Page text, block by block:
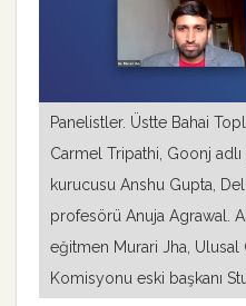
Panelistler. Üstte Bahai
Carmel Tripathi, Goonj
kurucusu Anshu Gupta,
profesörü Anuja Agrawal.
eğitmen Murari Jha, Ulusal
Komisyonu eski başkanı